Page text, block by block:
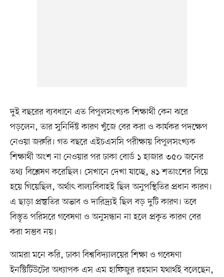
দুই বছরের ব্যবধানে এত বিপুলসংখ্যক শিক্ষার্থী কেন ঝরে
পড়লেন, তার সুনির্দিষ্ট কারণ খুঁজে বের করা ও কার্যকর পদক্ষেপ
নেওয়া জরুরি। গত বছরে এইচএসসি পরীক্ষায় বিপুলসংখ্যক
শিক্ষার্থী অংশ না নেওয়ার পর ঢাকা বোর্ড ১ হাজার ৩৫০ জনের
তথ্য বিশ্লেষণ করেছিল। সেখানে দেখা যাচ্ছে, ৪১ শতাংশের বিয়ে
হয়ে গিয়েছিল, অর্থাৎ বাল্যবিবাহই ছিল অনুপস্থিতির প্রধান কারণ।
এ ছাড়া প্রস্তুতির অভাব ও দারিদ্র্যই ছিল বড় দুটি কারণ। তবে
বিস্তৃত পরিসরে গবেষণা ও অনুসন্ধান না হলে প্রকৃত কারণ বের
করা সম্ভব নয়।
আমরা মনে করি, ঢাকা বিশ্ববিদ্যালয়ের শিক্ষা ও গবেষণা
ইনস্টিটিউটের অধ্যাপক এস এম হাফিজুর রহমান যথার্থই বলেছেন,